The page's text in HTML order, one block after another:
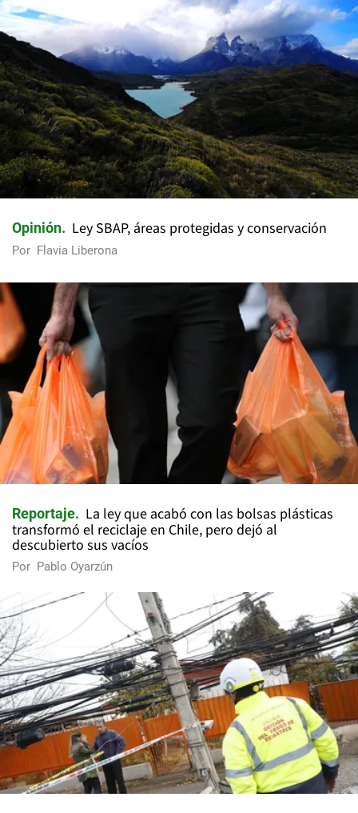
Opinión Ley SBAP, áreas protegidas y conservación
Por Flavia Liberona
Reportaje
La ley que acabó con las bolsas plásticas
transformó el reciclaje en Chile, pero dejó al
descubierto sus vacíos
Por Pablo Oyarzún